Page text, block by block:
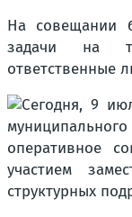
На совещании
задачи на
ответственные